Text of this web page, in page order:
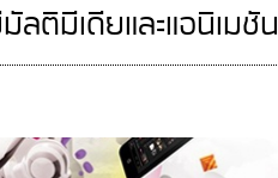
ติมีเดียและแอนิเมชัน